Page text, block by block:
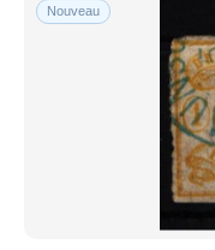
Nouveau